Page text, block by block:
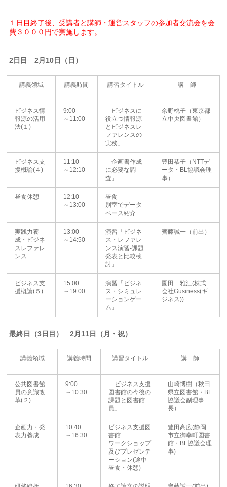
１日目終了後、受講者と講師・運営スタッフの参加者交流会を会
費３０００円で実施します。
2日目 2月10日（日）
講義領域 講義時間 講習タイトル 講 師
ビジネス情
報源の活用
法(１)
9:00
～11:00
「ビジネスに
役立つ情報源
とビジネスレ
ファレンスの
実務」
余野桃子（東京都
立中央図書館）
ビジネス支
援概論(４)
11:10
～12:10
「企画書作成
に必要な調
査」
豊田恭子（NTTデ
ータ・BL協議会理
事）
昼食休憩
12:10
～13:00
昼食
別室でデータ
ベース紹介
実践力養
成・ビジネ
スレファレ
ンス
13:00
～14:50
演習「ビジネ
ス・レファレ
ンス演習-課題
発表と比較検
討」
齊藤誠一（前出）
ビジネス支
援概論(５)
15:00
～19:00
演習「ビジネ
ス・シミュレ
ーションゲー
ム」
園田 雅江(株式
会社Gusiness(ギ
ジネス))
最終日（3日目） 2月11日（月・祝）
講義領域 講義時間 講習タイトル 講 師
公共図書館
員の意識改
革(２)
9:00
～10:30
「ビジネス支援
図書館の今後の
課題と図書館
員」
山崎博樹（秋田
県立図書館・BL
協議会副理事
長）
企画力・発
表力養成
10:40
～16:30
ビジネス支援図
書館
ワークショップ
及びプレゼンテ
ーション(途中
昼食・休憩)
豊田高広(静岡
市立御幸町図書
館・BL協議会理
事)